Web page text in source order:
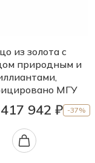
из золота с
природным и
МГУ
417 942 ₽ -37%